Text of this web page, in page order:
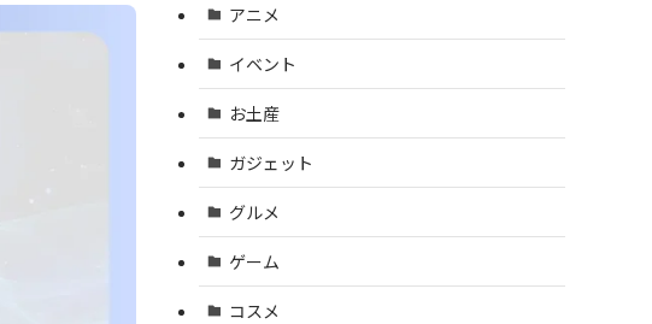
アニメ
イベント
お土産
ガジェット
グルメ
ゲーム
コスメ